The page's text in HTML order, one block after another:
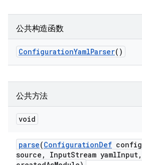
公共构造函数
ConfigurationYamlParser()
公共方法
void
parse(ConfigurationDef config
source , InputStream yamlInput,